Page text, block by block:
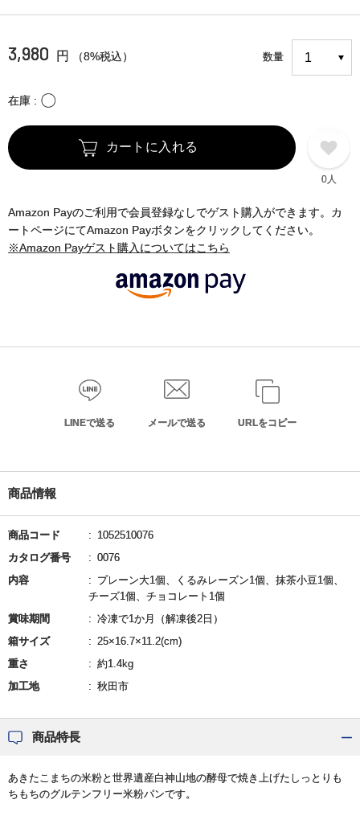
3,980 円 （8%税込） 数量
在庫 〇
カートに入れる
0人
Amazon Payのご利用で会員登録なしでゲスト購入ができます。カ
ートページにてAmazon Payボタンをクリックしてください。
※Amazon Payゲスト購入についてはこちら
LINEで送る メールで送る URLをコピー
商品情報
商品コード
1052510076
カタログ番号
0076
内容
プレーン大1個、くるみレーズン1個、抹茶小豆1個、
チーズ1個、チョコレート1個
賞味期間
冷凍で1か月（解凍後2日）
箱サイズ
25×16.7×11.2(cm)
重さ
約1.4kg
加工地
秋田市
商品特長
あきたこまちの米粉と世界遺産白神山地の酵母で焼き上げたしっとりも
ちもちのグルテンフリー米粉パンです。